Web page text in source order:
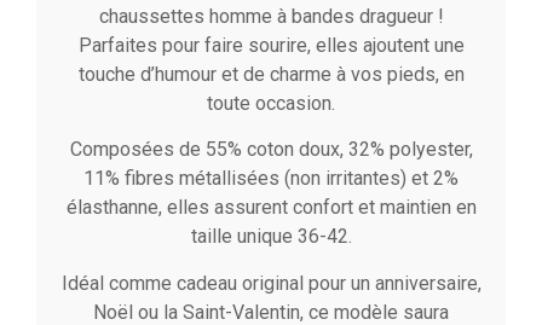
chaussettes homme à bandes dragueur !
Parfaites pour faire sourire, elles ajoutent une
touche d’humour et de charme à vos pieds, en
toute occasion.
Composées de 55% coton doux, 32% polyester,
11% fibres métallisées (non irritantes) et 2%
élasthanne, elles assurent confort et maintien en
taille unique 36-42.
Idéal comme cadeau original pour un anniversaire,
Noël ou la Saint-Valentin, ce modèle saura